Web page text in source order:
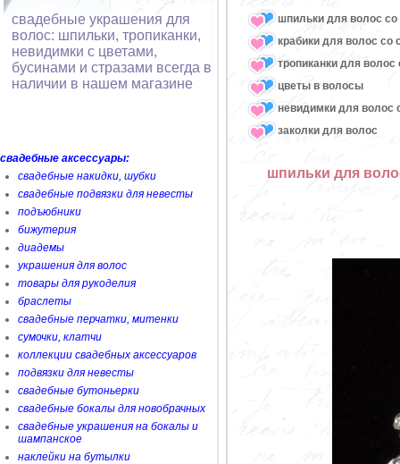
свадебные украшения для
волос: шпильки, тропиканки,
невидимки с цветами,
бусинами и стразами всегда в
наличии в нашем магазине
свадебные аксессуары:
свадебные накидки, шубки
свадебные подвязки для невесты
подъюбники
бижутерия
диадемы
украшения для волос
товары для рукоделия
браслеты
свадебные перчатки, митенки
сумочки, клатчи
коллекции свадебных аксессуаров
подвязки для невесты
свадебные бутоньерки
свадебные бокалы для новобрачных
свадебные украшения на бокалы и
шампанское
наклейки на бутылки
шпильки для волос со
крабики для волос со
тропиканки для
цветы в волосы
невидимки для волос
заколки для волос
шпильки для